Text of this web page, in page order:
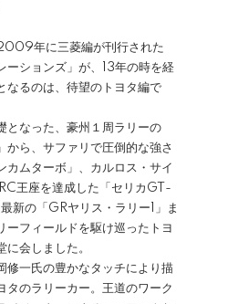
年に三菱編が刊行された
ーションズ」が、13年の時を経
なるのは、待望のトヨタ編で
なった、豪州１周ラリーの
から、サファリで圧倒的な強さ
カムターボ」、カルロス・サイ
王座を達成した「セリカGT-
新の「GRヤリス・ラリー1」ま
ーフィールドを駆け巡ったトヨ
会しました。
一氏の豊かなタッチにより描
タのラリーカー。王道のワーク